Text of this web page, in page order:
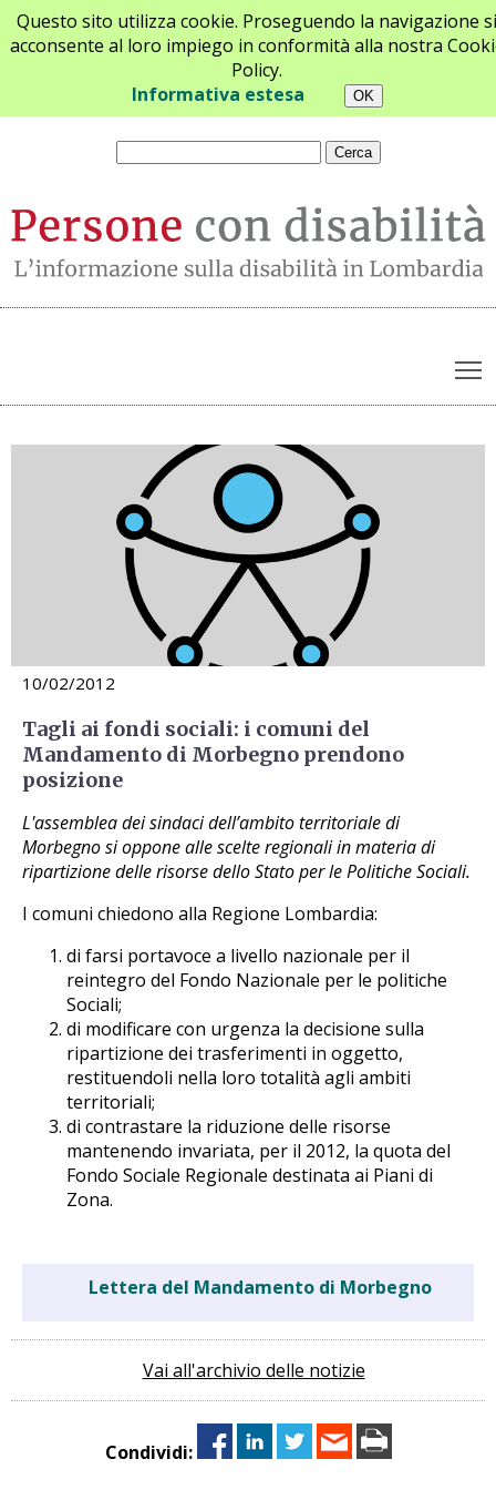
Questo sito utilizza cookie. Proseguendo la navigazione si
acconsente al loro impiego in conformità alla nostra
Policy.
Informativa estesa
Chi siamo Newsletter Contatti
Archivio notizie
10/02/2012
Tagli ai fondi sociali: i comuni del
Mandamento di Morbegno prendono
posizione
L'assemblea dei sindaci dell’ambito territoriale di
Morbegno si oppone alle scelte regionali in materia di
ripartizione delle risorse dello Stato per le Politiche Sociali.
I comuni chiedono alla Regione Lombardia:
di farsi portavoce a livello nazionale per il
reintegro del Fondo Nazionale per le politiche
Sociali;
di modificare con urgenza la decisione sulla
ripartizione dei trasferimenti in oggetto,
restituendoli nella loro totalità agli ambiti
territoriali;
di contrastare la riduzione delle risorse
mantenendo invariata, per il 2012, la quota del
Fondo Sociale Regionale destinata ai Piani di
Zona.
Lettera del Mandamento di Morbegno
Vai all'archivio delle notizie
Condividi: